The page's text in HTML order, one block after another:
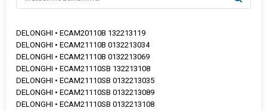
DELONGHI • ECAM20110B 132213119
DELONGHI • ECAM21110B 0132213034
DELONGHI • ECAM21110B 0132213069
DELONGHI • ECAM21110SB 132213108
DELONGHI • ECAM21110SB 0132213035
DELONGHI • ECAM21110SB 0132213089
DELONGHI • ECAM21110SB 0132213108